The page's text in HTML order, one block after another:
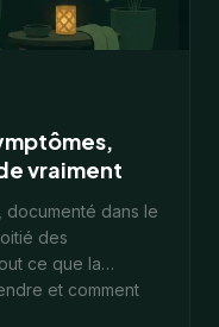
vraiment
documenté dans le
des
ce que la
et comment